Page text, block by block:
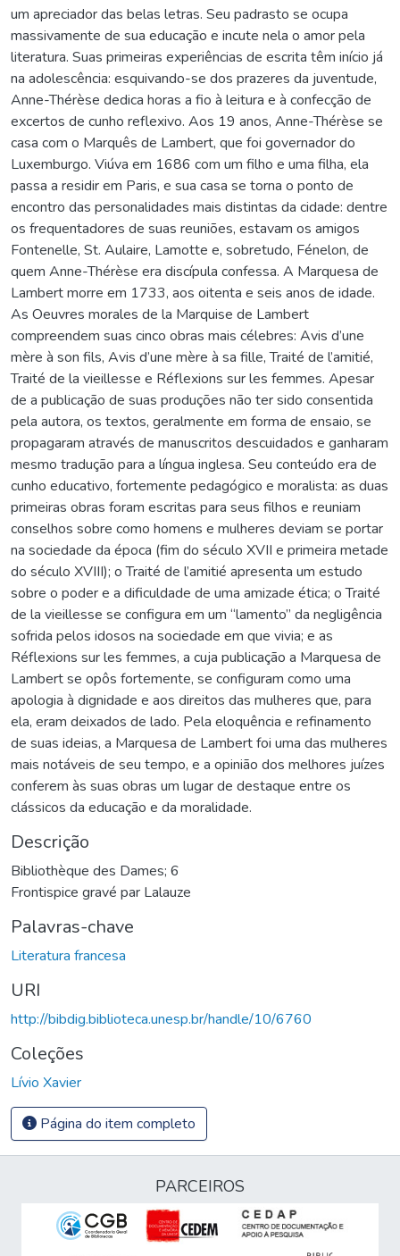
um apreciador das belas letras. Seu padrasto se ocupa
massivamente de sua educação e incute nela o amor pela
literatura. Suas primeiras experiências de escrita têm início já
na adolescência: esquivando-se dos prazeres da juventude,
Anne-Thérèse dedica horas a fio à leitura e à confecção de
excertos de cunho reflexivo. Aos 19 anos, Anne-Thérèse se
casa com o Marquês de Lambert, que foi governador do
Luxemburgo. Viúva em 1686 com um filho e uma filha, ela
passa a residir em Paris, e sua casa se torna o ponto de
encontro das personalidades mais distintas da cidade: dentre
os frequentadores de suas reuniões, estavam os amigos
Fontenelle, St. Aulaire, Lamotte e, sobretudo, Fénelon, de
quem Anne-Thérèse era discípula confessa. A Marquesa de
Lambert morre em 1733, aos oitenta e seis anos de idade.
As Oeuvres morales de la Marquise de Lambert
compreendem suas cinco obras mais célebres: Avis d’une
mère à son fils, Avis d’une mère à sa fille, Traité de l’amitié,
Traité de la vieillesse e Réflexions sur les femmes. Apesar
de a publicação de suas produções não ter sido consentida
pela autora, os textos, geralmente em forma de ensaio, se
propagaram através de manuscritos descuidados e ganharam
mesmo tradução para a língua inglesa. Seu conteúdo era de
cunho educativo, fortemente pedagógico e moralista: as duas
primeiras obras foram escritas para seus filhos e reuniam
conselhos sobre como homens e mulheres deviam se portar
na sociedade da época (fim do século XVII e primeira metade
do século XVIII); o Traité de l’amitié apresenta um estudo
sobre o poder e a dificuldade de uma amizade ética; o Traité
de la vieillesse se configura em um “lamento” da negligência
sofrida pelos idosos na sociedade em que vivia; e as
Réflexions sur les femmes, a cuja publicação a Marquesa de
Lambert se opôs fortemente, se configuram como uma
apologia à dignidade e aos direitos das mulheres que, para
ela, eram deixados de lado. Pela eloquência e refinamento
de suas ideias, a Marquesa de Lambert foi uma das mulheres
mais notáveis de seu tempo, e a opinião dos melhores juízes
conferem às suas obras um lugar de destaque entre os
clássicos da educação e da moralidade.
Descrição
Bibliothèque des Dames; 6
Frontispice gravé par Lalauze
Palavras-chave
Literatura francesa
URI
http://bibdig.biblioteca.unesp.br/handle/10/6760
Coleções
Lívio Xavier
Página do item completo
PARCEIROS